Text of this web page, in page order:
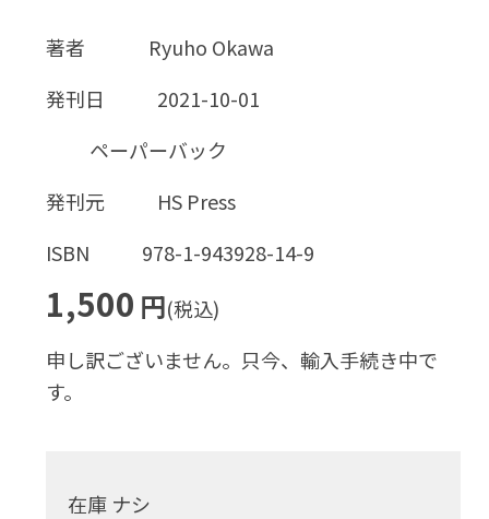
著者
Ryuho Okawa
発刊日
2021-10-01
ペーパーバック
発刊元
HS Press
ISBN
978-1-943928-14-9
1,500 円(税込)
申し訳ございません。只今、輸入手続き中で
す。
在庫 ナシ